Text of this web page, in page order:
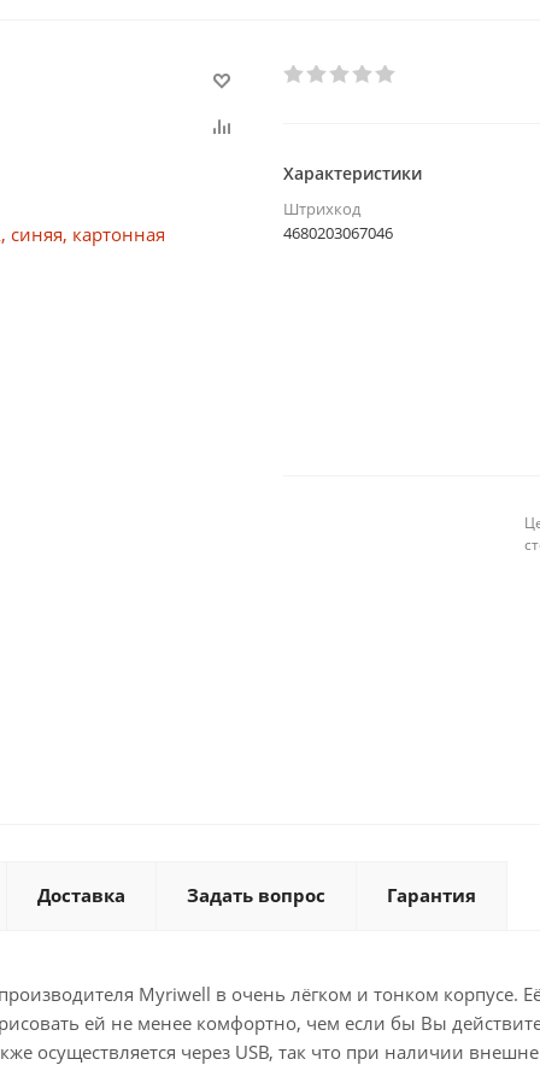
Характеристики
Штрихкод
4680203067046
Доставка Задать вопрос Гарантия
Myriwell в очень лёгком и тонком корпусе.
ей не менее комфортно, чем если бы Вы
осуществляется через USB, так что при наличии